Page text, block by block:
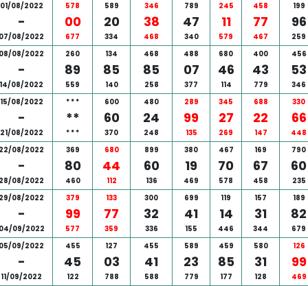
01/08/2022
-
08/2022
578
00
677
589
20
334
346
38
468
789
47
340
245
11
579
458
77
467
199
96
259
08/2022
-
14/08/2022
260
89
559
134
85
140
468
85
258
488
07
377
680
46
114
400
43
779
456
53
346
15/08/2022
-
21/08/2022
* * *
**
* * *
600
60
370
480
24
248
289
99
135
345
27
269
688
22
147
330
66
448
08/2022
-
08/2022
369
80
460
680
44
112
899
60
136
380
19
469
467
70
578
169
67
458
790
60
235
08/2022
-
09/2022
379
99
577
133
77
359
300
32
336
699
41
155
119
14
446
157
31
344
189
82
679
09/2022
-
11/09/2022
455
45
122
127
03
788
455
41
588
589
23
779
459
85
177
580
31
128
126
99
469